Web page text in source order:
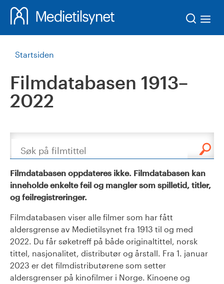
Startsiden
Filmdatabasen 1913–
2022
Søk
Filmdatabasen oppdateres ikke. Filmdatabasen kan
inneholde enkelte feil og mangler som spilletid, titler,
og feilregistreringer.
Filmdatabasen viser alle filmer som har fått
aldersgrense av Medietilsynet fra 1913 til og med
2022. Du får søketreff på både originaltittel, norsk
tittel, nasjonalitet, distributør og årstall. Fra 1. januar
2023 er det filmdistributørene som setter
aldersgrenser på kinofilmer i Norge. Kinoene og